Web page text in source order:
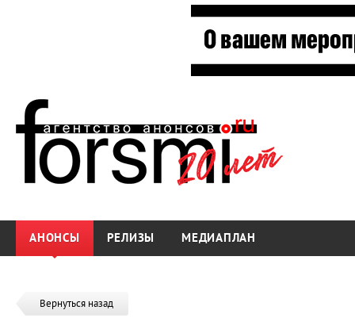
АНОНСЫ РЕЛИЗЫ МЕДИАПЛАН
Вернуться назад